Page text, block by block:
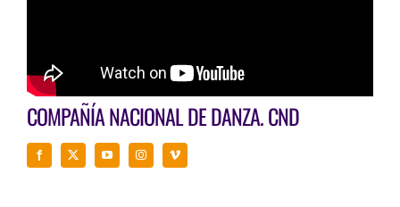
COMPAÑÍA NACIONAL DE DANZA. CND